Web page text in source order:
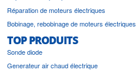
Réparation de moteurs électriques
Bobinage, rebobinage de moteurs électriques
TOP PRODUITS
Sonde diode
Generateur air chaud électrique